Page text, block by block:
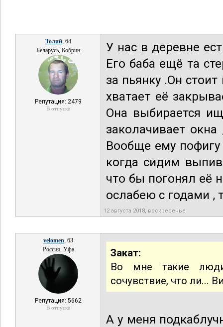
Толий, 64
Беларусь, Кобрин
Репутация: 2479
В отпуске
У нас в деревне
Его баба ещё та
за пьянку .Он
хватает её
Она выбирается
заколачивает
Вообще ему
когда сидим
что бы погонял её
ослабею с годами ,
12 августа 2018, воскресенье
velomen, 63
Россия, Уфа
Репутация: 5662
В отпуске
Закат:
Во мне такие люди
сочувствие, что ли...
А у меня